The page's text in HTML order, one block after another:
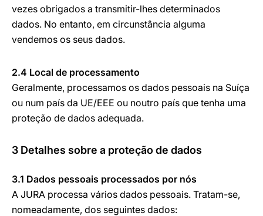
vezes obrigados a transmitir-lhes determinados
dados. No entanto, em circunstância alguma
vendemos os seus dados.
2.4 Local de processamento
Geralmente, processamos os dados pessoais na Suíça
ou num país da UE/EEE ou noutro país que tenha uma
proteção de dados adequada.
3 Detalhes sobre a proteção de dados
3.1 Dados pessoais processados por nós
A JURA processa vários dados pessoais. Tratam-se,
nomeadamente, dos seguintes dados: